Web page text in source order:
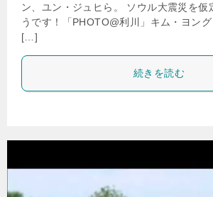
ン、ユン・ジュヒら。 ソウル大震災を仮
うです！「PHOTO@利川」キム・ヨン
[…]
続きを読む